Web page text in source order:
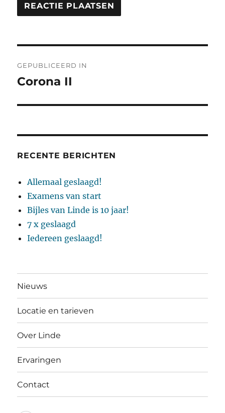
navigatie
GEPUBLICEERD IN
Corona II
RECENTE BERICHTEN
Allemaal geslaagd!
Examens van start
Bijles van Linde is 10 jaar!
7 x geslaagd
Iedereen geslaagd!
Nieuws
Locatie en tarieven
Over Linde
Ervaringen
Contact